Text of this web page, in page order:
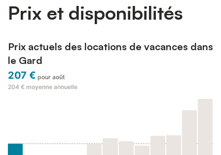
Prix et disponibilités
Prix actuels des locations de vacances dans
le Gard
207 € pour août
204 € moyenne annuelle